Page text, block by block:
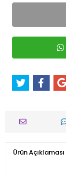
Ürün Açıklaması